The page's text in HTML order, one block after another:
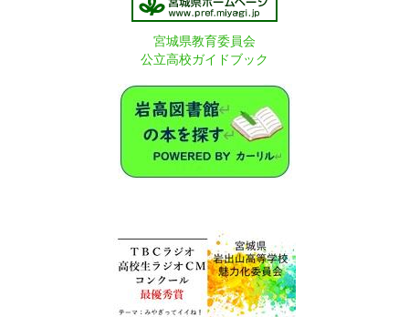
宮城県教育委員会
公立高校ガイドブック